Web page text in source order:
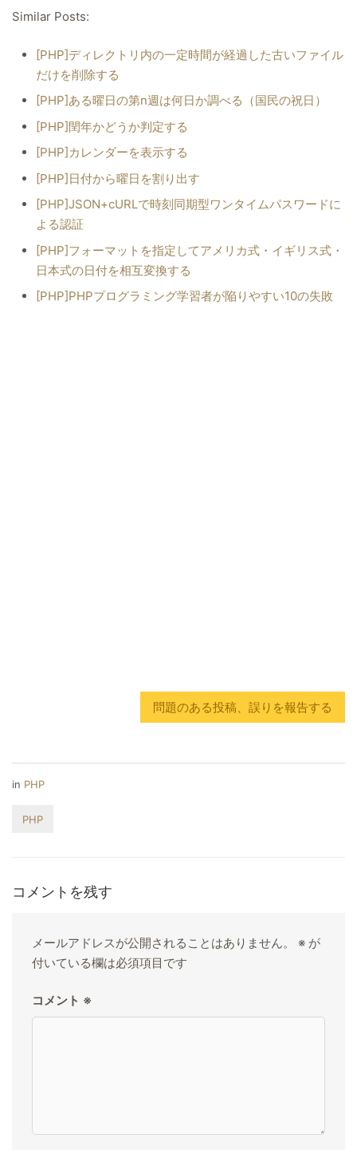
Similar Posts:
[PHP]ディレクトリ内の一定時間が経過した古いファイル
だけを削除する
[PHP]ある曜日の第n週は何日か調べる（国民の祝日）
[PHP]閏年かどうか判定する
[PHP]カレンダーを表示する
[PHP]日付から曜日を割り出す
[PHP]JSON+cURLで時刻同期型ワンタイムパスワードに
よる認証
[PHP]フォーマットを指定してアメリカ式・イギリス式・
日本式の日付を相互変換する
[PHP]PHPプログラミング学習者が陥りやすい10の失敗
問題のある投稿、誤りを報告する
in PHP
PHP
コメントを残す
メールアドレスが公開されることはありません。 ※ が
付いている欄は必須項目です
コメント ※